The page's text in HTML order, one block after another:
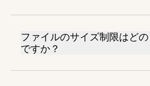
ファイルのサイズ制限はど
ですか？